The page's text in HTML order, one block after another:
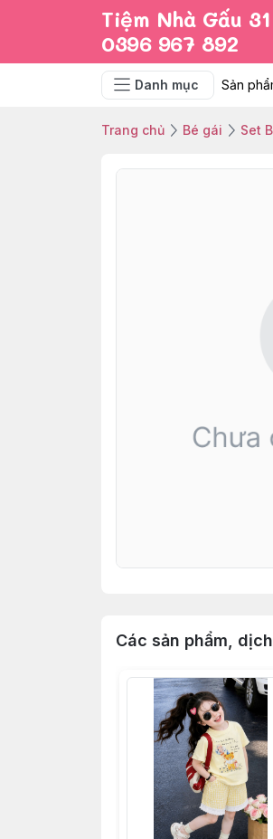
Tiệm Nhà Gấu
0396 967 892
Danh mục Sản
Trang chủ Bé gái Set
Các sản phẩm,